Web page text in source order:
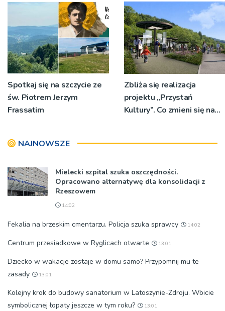
jeszcze w tym roku?
Spotkaj się na szczycie ze
św. Piotrem Jerzym
Frassatim
Zbliża się realizacja
projektu „Przystań
Kultury”. Co zmieni się nad
NAJNOWSZE
Mielecki szpital szuka oszczędności.
Opracowano alternatywę dla konsolidacji z
Rzeszowem
14:02
Fekalia na brzeskim cmentarzu. Policja szuka sprawcy 14:02
Centrum przesiadkowe w Ryglicach otwarte 13:01
Dziecko w wakacje zostaje w domu samo? Przypomnij mu te
zasady
13:01
Kolejny krok do budowy sanatorium w Latoszynie-Zdroju. Wbicie
symbolicznej łopaty jeszcze w tym roku?
13:01